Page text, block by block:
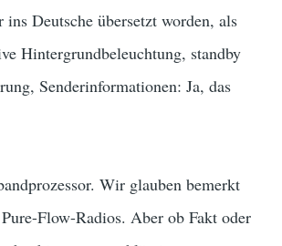
Deutsche übersetzt worden, als
Hintergrundbeleuchtung, standby
Senderinformationen: Ja, das
Wir glauben bemerkt
Flow-Radios. Aber ob Fakt oder